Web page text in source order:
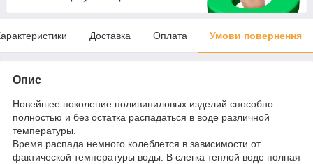
Доставка Оплата Умови повернення
Опис
Новейшее поколение поливиниловых изделий способно
полностью и без остатка распадаться в воде различной
температуры.
Время распада немного колеблется в зависимости от
фактической температуры воды. В слегка теплой воде полная